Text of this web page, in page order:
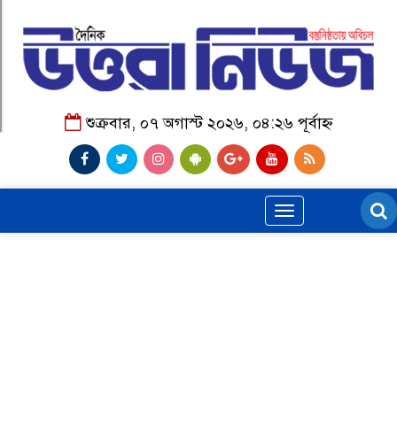
শুক্রবার, ০৭ অগাস্ট ২০২৬, ০৪:২৬ পূর্বাহ্ন
Toggle
navigation